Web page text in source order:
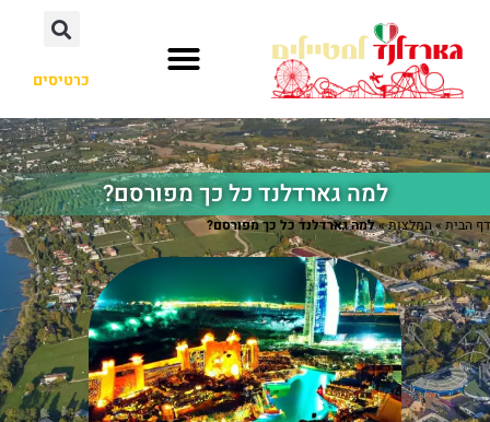
כרטיסים
למה גארדלנד כל כך מפורסם?
דף הבית»המלצות»למה גארדלנד כל כך מפורסם?